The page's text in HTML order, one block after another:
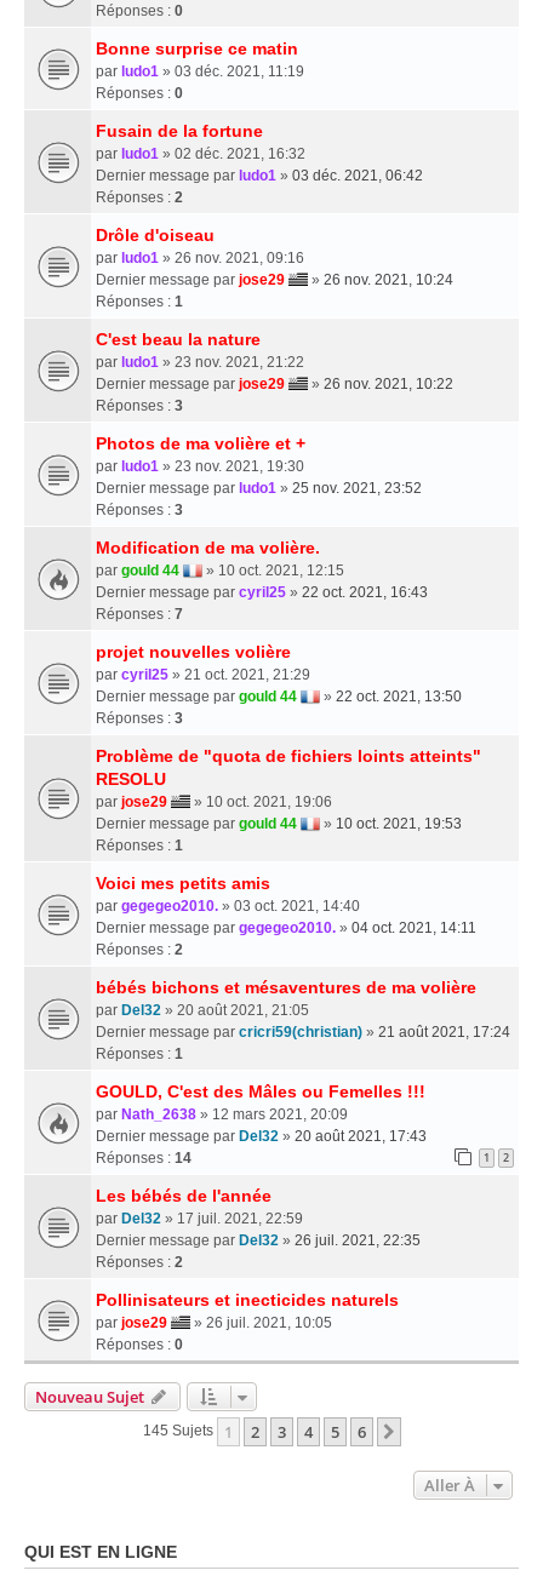
Réponses : 0
Bonne surprise ce matin
par ludo1 » 03 déc. 2021, 11:19
Réponses : 0
Fusain de la fortune
par ludo1 » 02 déc. 2021, 16:32
Dernier message par ludo1 » 03 déc. 2021, 06:42
Réponses : 2
Drôle d'oiseau
par ludo1 » 26 nov. 2021, 09:16
Dernier message par jose29 » 26 nov. 2021, 10:24
Réponses : 1
C'est beau la nature
par ludo1 » 23 nov. 2021, 21:22
Dernier message par jose29 » 26 nov. 2021, 10:22
Réponses : 3
Photos de ma volière et +
par ludo1 » 23 nov. 2021, 19:30
Dernier message par ludo1 » 25 nov. 2021, 23:52
Réponses : 3
Modification de ma volière.
par gould 44
» 10 oct. 2021, 12:15
Dernier message par cyril25 » 22 oct. 2021, 16:43
Réponses : 7
projet nouvelles volière
par cyril25 » 21 oct. 2021, 21:29
Dernier message par gould 44 » 22 oct. 2021, 13:50
Réponses : 3
Problème de "quota de fichiers loints atteints"
RESOLU
par jose29
» 10 oct. 2021, 19:06
Dernier message par gould 44 » 10 oct. 2021, 19:53
Réponses : 1
Voici mes petits amis
par gegegeo2010. » 03 oct. 2021, 14:40
Dernier message par gegegeo2010. » 04 oct. 2021, 14:11
Réponses : 2
bébés bichons et mésaventures de ma volière
par Del32 » 20 août 2021, 21:05
Dernier message par cricri59(christian) » 21 août 2021, 17:24
Réponses : 1
GOULD, C'est des Mâles ou Femelles !!!
par Nath_2638 » 12 mars 2021, 20:09
Dernier message par Del32 » 20 août 2021, 17:43
Réponses : 14 1 2
Les bébés de l'année
par Del32 » 17 juil. 2021, 22:59
Dernier message par Del32 » 26 juil. 2021, 22:35
Réponses : 2
Pollinisateurs et inecticides naturels
par jose29
» 26 juil. 2021, 10:05
Réponses : 0
Nouveau Sujet
145 Sujets 1 2 3 4 5 6
Aller À
QUI EST EN LIGNE